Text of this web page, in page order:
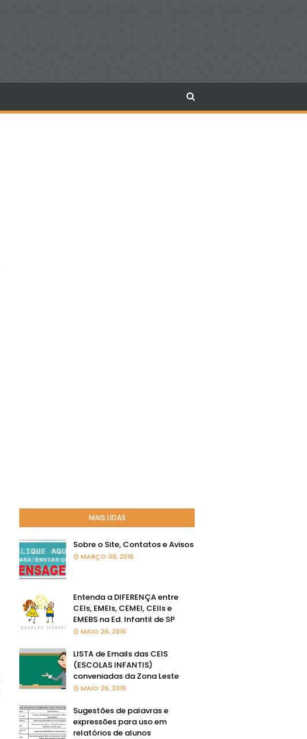
MAIS LIDAS
Sobre o Site, Contatos e Avisos
MARÇO 09, 2016
Entenda a DIFERENÇA entre
CEIs, EMEIs, CEMEI, CEIIs e
EMEBS na Ed. Infantil de SP
MAIO 26, 2016
LISTA de Emails das CEIS
(ESCOLAS INFANTIS)
conveniadas da Zona Leste
MAIO 26, 2016
Sugestões de palavras e
expressões para uso em
relatórios de alunos